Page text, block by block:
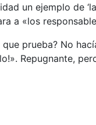
un ejemplo de
a «los
prueba? No
Repugnante,